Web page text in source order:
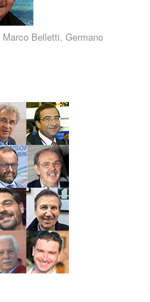
Marco Belletti, Germano